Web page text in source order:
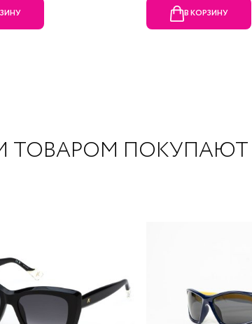
В КОРЗИНУ
ТОВАРОМ ПОКУПАЮТ